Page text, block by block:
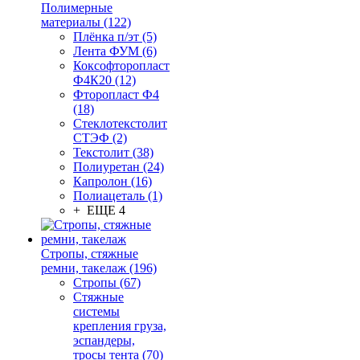
Полимерные
материалы (122)
Плёнка п/эт (5)
Лента ФУМ (6)
Коксофторопласт
Ф4К20 (12)
Фторопласт Ф4
(18)
Стеклотекстолит
СТЭФ (2)
Текстолит (38)
Полиуретан (24)
Капролон (16)
Полиацеталь (1)
+ ЕЩЕ 4
Стропы, стяжные
ремни, такелаж (196)
Стропы (67)
Стяжные
системы
крепления груза,
эспандеры,
тросы тента (70)